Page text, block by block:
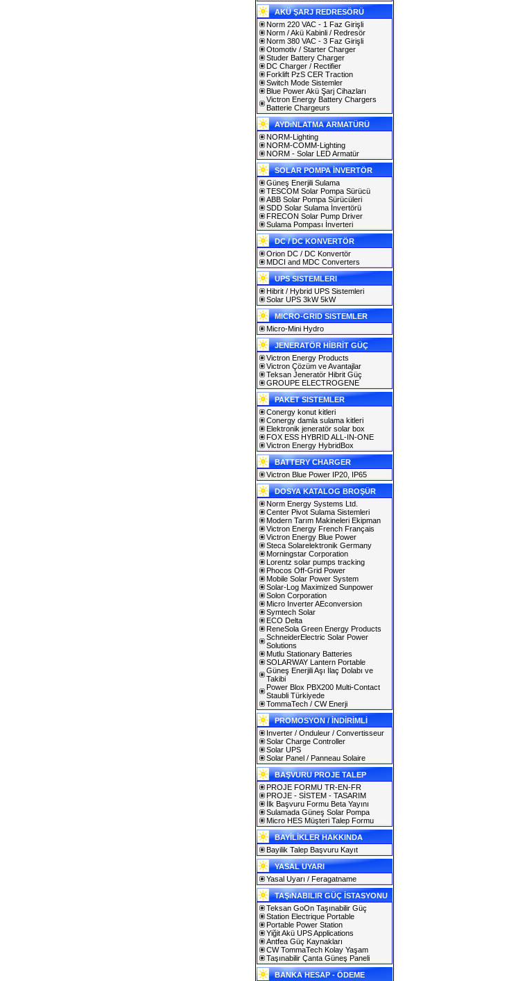
AKÜ ŞARJ REDRESÖRÜ
Norm 220 VAC - 1 Faz Girişli
Norm / Akü Kabinli / Redresör
Norm 380 VAC - 3 Faz Girişli
Otomotiv / Starter Charger
Studer Battery Charger
DC Charger / Rectifier
Forklift PzS CER Traction
Switch Mode Sistemler
Blue Power Akü Şarj Cihazları
Victron Energy Battery Chargers
Batterie Chargeurs
AYDıNLATMA ARMATÜRÜ
NORM-Lighting
NORM-COMM-Lighting
NORM - Solar LED Armatür
SOLAR POMPA İNVERTÖR
Güneş Enerjili Sulama
TESCOM Solar Pompa Sürücü
ABB Solar Pompa Sürücüleri
SDD Solar Sulama İnvertörü
FRECON Solar Pump Driver
Sulama Pompası İnverteri
DC / DC KONVERTÖR
Orion DC / DC Konvertör
MDCI and MDC Converters
UPS SISTEMLERI
Hibrit / Hybrid UPS Sistemleri
Solar UPS 3kW 5kW
MICRO-GRID SISTEMLER
Micro-Mini Hydro
JENERATÖR HİBRİT GÜÇ
Victron Energy Products
Victron Çözüm ve Avantajlar
Teksan Jeneratör Hibrit Güç
GROUPE ELECTROGENE
PAKET SISTEMLER
Conergy konut kitleri
Conergy damla sulama kitleri
Elektronik jeneratör solar box
FOX ESS HYBRID ALL-IN-ONE
Victron Energy HybridBox
BATTERY CHARGER
Victron Blue Power IP20, IP65
DOSYA KATALOG BROŞÜR
Norm Energy Systems Ltd.
Center Pivot Sulama Sistemleri
Modern Tarım Makineleri Ekipman
Victron Energy French Français
Victron Energy Blue Power
Steca Solarelektronik Germany
Morningstar Corporation
Lorentz solar pumps tracking
Phocos Off-Grid Power
Mobile Solar Power System
Solar-Log Maximized Sunpower
Solon Corporation
Micro Inverter AEconversion
Symtech Solar
ECO Delta
ReneSola Green Energy Products
SchneiderElectric Solar Power
Solutions
Mutlu Stationary Batteries
SOLARWAY Lantern Portable
Güneş Enerjili Aşı İlaç Dolabı ve
Takibi
Power Blox PBX200 Multi-Contact
Staubli Türkiyede
TommaTech / CW Enerji
PROMOSYON / İNDİRİMLİ
Inverter / Onduleur / Convertisseur
Solar Charge Controller
Solar UPS
Solar Panel / Panneau Solaire
BAŞVURU PROJE TALEP
PROJE FORMU TR-EN-FR
PROJE - SİSTEM - TASARIM
İlk Başvuru Formu Beta Yayını
Sulamada Güneş Solar Pompa
Micro HES Müşteri Talep Formu
BAYİLİKLER HAKKINDA
Bayilik Talep Başvuru Kayıt
YASAL UYARI
Yasal Uyarı / Feragatname
TAŞıNABILIR GÜÇ İSTASYONU
Teksan GoOn Taşınabilir Güç
Station Electrique Portable
Portable Power Station
Yiğit Akü UPS Applications
Antfea Güç Kaynakları
CW TommaTech Kolay Yaşam
Taşınabilir Çanta Güneş Paneli
BANKA HESAP - ÖDEME